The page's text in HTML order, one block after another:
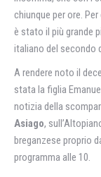
chiunque per ore.
è stato il più grande
italiano del secondo
A rendere noto il
stata la figlia
notizia della
Asiago,
breganzese proprio
programma alle 10.